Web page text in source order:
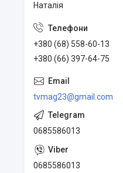
Наталія
+380 (68) 558-60-13
+380 (66) 397-64-75
tvmag23@gmail.com
0685586013
0685586013